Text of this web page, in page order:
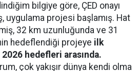
bilgiye göre, ÇED onayı
uygulama projesi başlamış. Hat
32 km uzunluğunda ve 31
hedeflendiği projeye ilk
2026 hedefleri arasında.
çok yakışır dünya kendi olma